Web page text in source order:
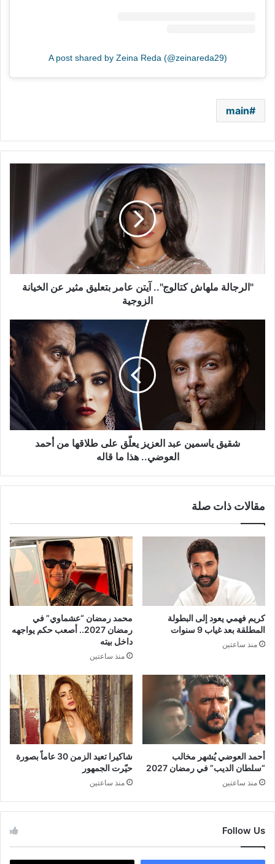
A post shared by Zeina Reda (@zeinareda29)
main
الخيانة
الزوجية"الرجالة ملهاش كتالوج".. آيتن عامر بتعليق مثير عن الخيانة
الزوجية
العزيز
أحمد
العوضي..شقيق ياسمين عبد العزيز يعلّق على طلاقها من أحمد
العوضي.. هذا ما قاله
مقالات ذات صلة
كريم فهمي يعود إلى البطولة
المطلقة بعد غياب 9 سنوات
منذ ساعتين
محمد رمضان “عشماوي” في
رمضان 2027.. أصعب حكم يواجهه
داخل بيته
منذ ساعتين
أحمد العوضي يُشهر مخالب
“سلطان الديب” في رمضان 2027
منذ ساعتين
شاكيرا تعيد الزمن 30 عاماً بصورة
حيّرت الجمهور
منذ ساعتين
Follow Us